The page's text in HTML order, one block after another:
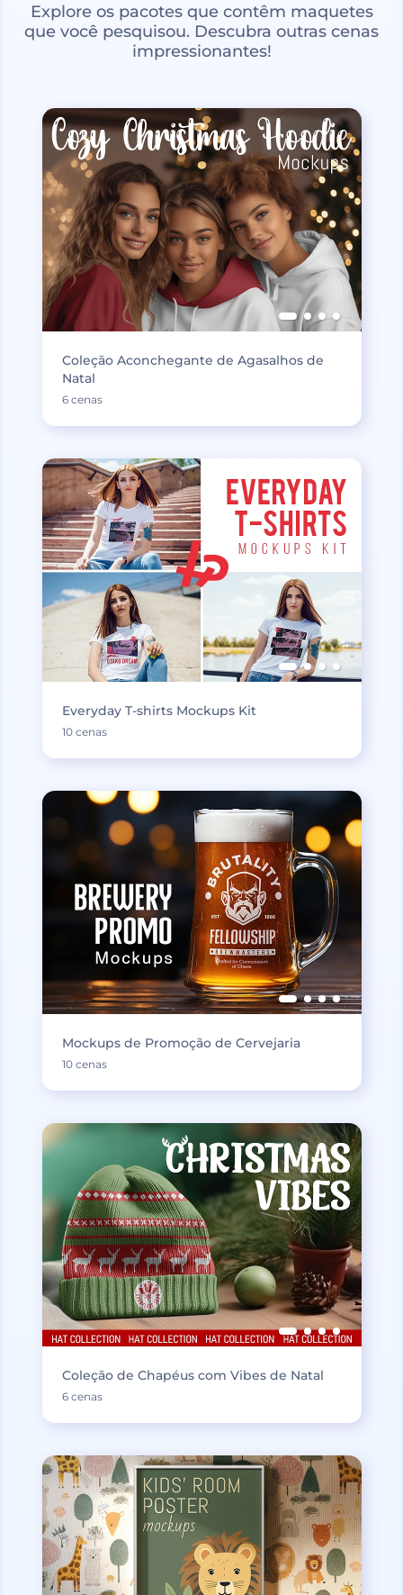
Explore os pacotes que contêm maquetes
que você pesquisou. Descubra outras cenas
impressionantes!
Coleção Aconchegante de Agasalhos de
Natal
6 cenas
Everyday T-shirts Mockups Kit
10 cenas
Mockups de Promoção de Cervejaria
10 cenas
Coleção de Chapéus com Vibes de Natal
6 cenas